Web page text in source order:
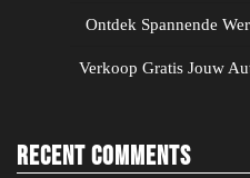
Ontdek Spannende
Verkoop Gratis Jouw
Recent Comments